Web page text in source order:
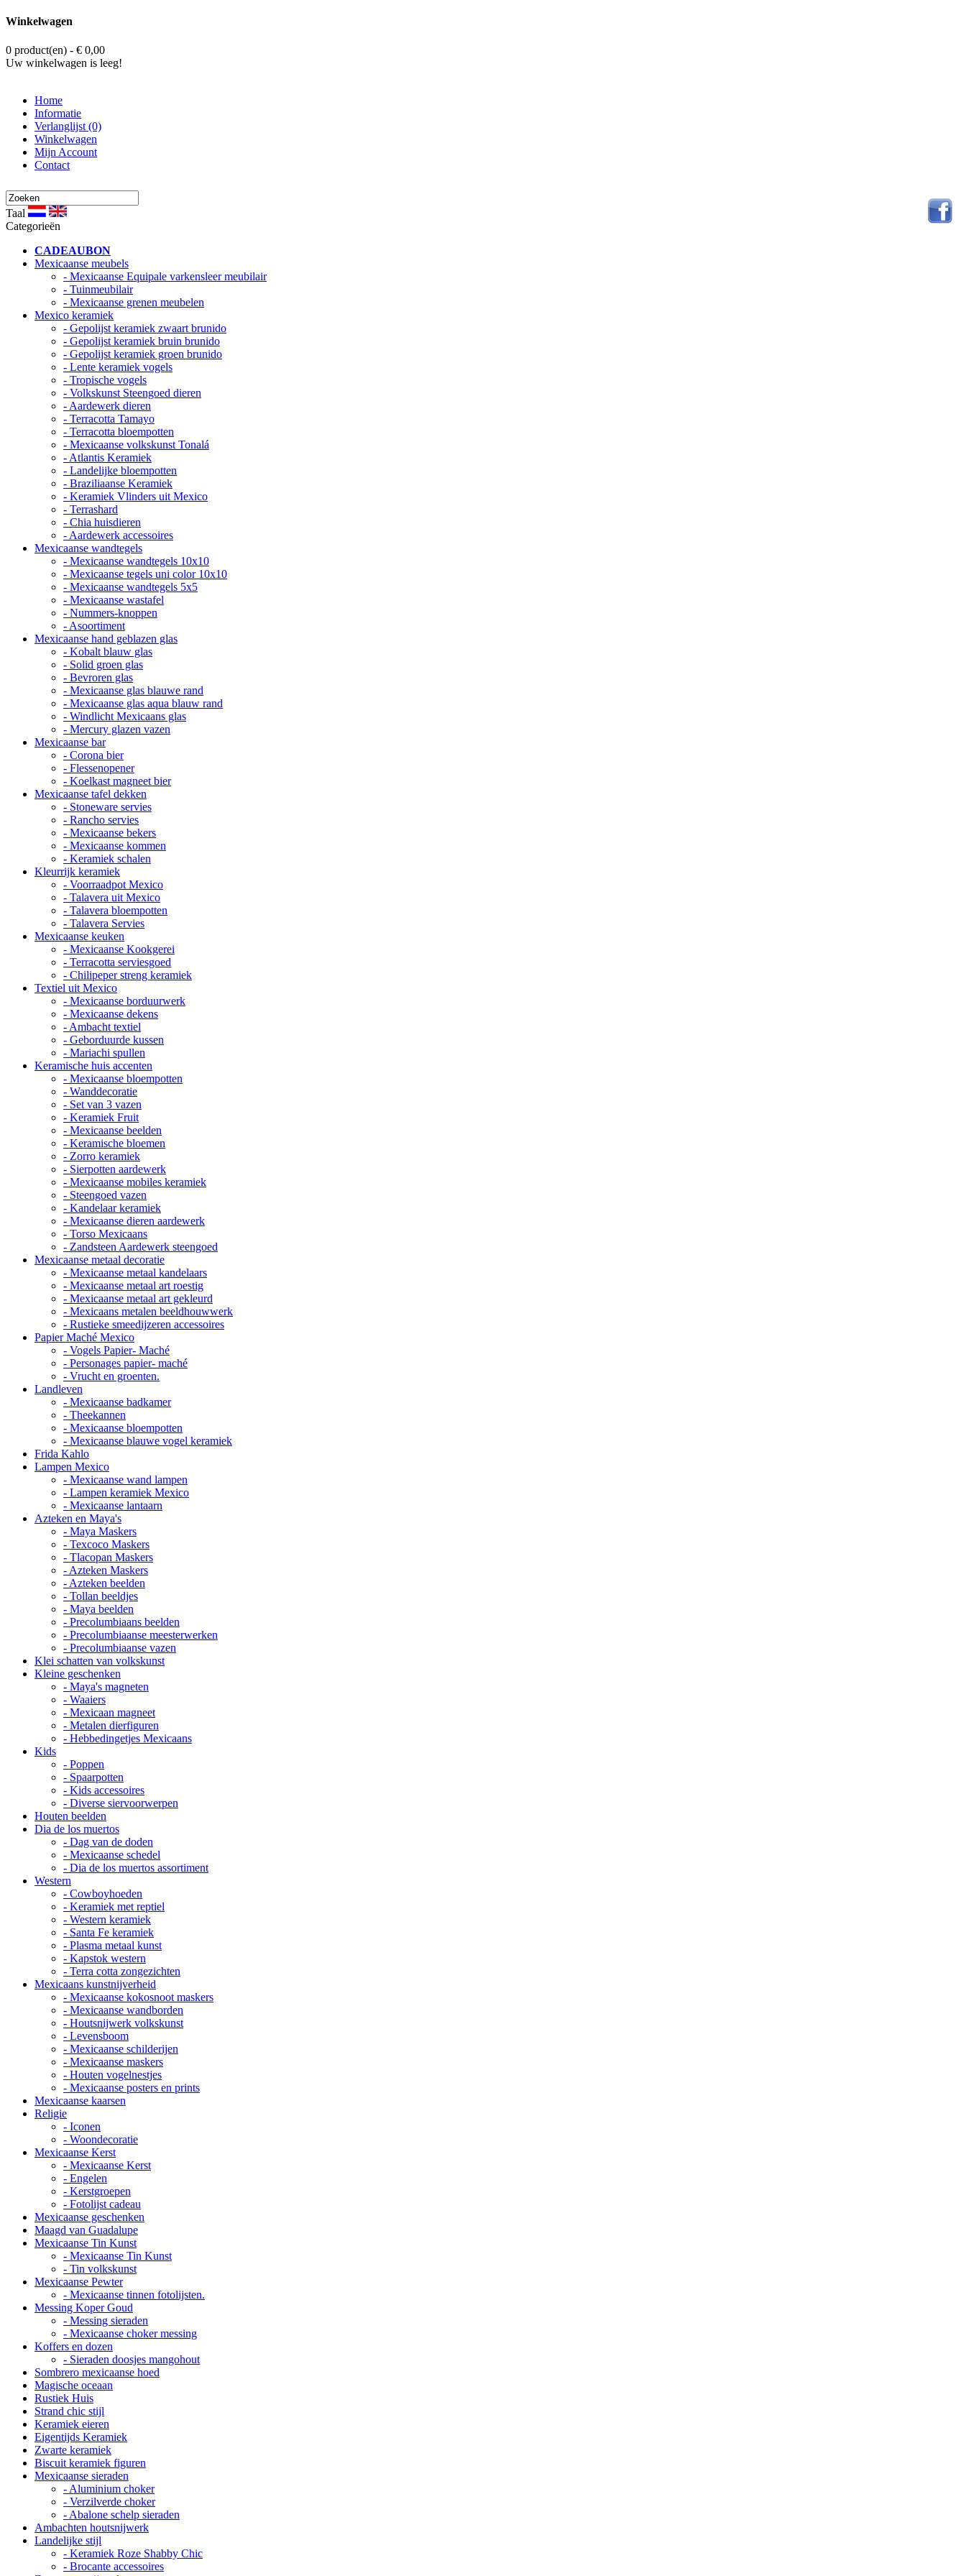
Winkelwagen
0 product(en) - € 0,00
Uw winkelwagen is leeg!
Home
Informatie
Verlanglijst (0)
Winkelwagen
Mijn Account
Contact
Taal
Categorieën
CADEAUBON
Mexicaanse meubels
- Mexicaanse Equipale varkensleer meubilair
- Tuinmeubilair
- Mexicaanse grenen meubelen
Mexico keramiek
- Gepolijst keramiek zwaart brunido
- Gepolijst keramiek bruin brunido
- Gepolijst keramiek groen brunido
- Lente keramiek vogels
- Tropische vogels
- Volkskunst Steengoed dieren
- Aardewerk dieren
- Terracotta Tamayo
- Terracotta bloempotten
- Mexicaanse volkskunst Tonalá
- Atlantis Keramiek
- Landelijke bloempotten
- Braziliaanse Keramiek
- Keramiek Vlinders uit Mexico
- Terrashard
- Chia huisdieren
- Aardewerk accessoires
Mexicaanse wandtegels
- Mexicaanse wandtegels 10x10
- Mexicaanse tegels uni color 10x10
- Mexicaanse wandtegels 5x5
- Mexicaanse wastafel
- Nummers-knoppen
- Asoortiment
Mexicaanse hand geblazen glas
- Kobalt blauw glas
- Solid groen glas
- Bevroren glas
- Mexicaanse glas blauwe rand
- Mexicaanse glas aqua blauw rand
- Windlicht Mexicaans glas
- Mercury glazen vazen
Mexicaanse bar
- Corona bier
- Flessenopener
- Koelkast magneet bier
Mexicaanse tafel dekken
- Stoneware servies
- Rancho servies
- Mexicaanse bekers
- Mexicaanse kommen
- Keramiek schalen
Kleurrijk keramiek
- Voorraadpot Mexico
- Talavera uit Mexico
- Talavera bloempotten
- Talavera Servies
Mexicaanse keuken
- Mexicaanse Kookgerei
- Terracotta serviesgoed
- Chilipeper streng keramiek
Textiel uit Mexico
- Mexicaanse borduurwerk
- Mexicaanse dekens
- Ambacht textiel
- Geborduurde kussen
- Mariachi spullen
Keramische huis accenten
- Mexicaanse bloempotten
- Wanddecoratie
- Set van 3 vazen
- Keramiek Fruit
- Mexicaanse beelden
- Keramische bloemen
- Zorro keramiek
- Sierpotten aardewerk
- Mexicaanse mobiles keramiek
- Steengoed vazen
- Kandelaar keramiek
- Mexicaanse dieren aardewerk
- Torso Mexicaans
- Zandsteen Aardewerk steengoed
Mexicaanse metaal decoratie
- Mexicaanse metaal kandelaars
- Mexicaanse metaal art roestig
- Mexicaanse metaal art gekleurd
- Mexicaans metalen beeldhouwwerk
- Rustieke smeedijzeren accessoires
Papier Maché Mexico
- Vogels Papier- Maché
- Personages papier- maché
- Vrucht en groenten.
Landleven
- Mexicaanse badkamer
- Theekannen
- Mexicaanse bloempotten
- Mexicaanse blauwe vogel keramiek
Frida Kahlo
Lampen Mexico
- Mexicaanse wand lampen
- Lampen keramiek Mexico
- Mexicaanse lantaarn
Azteken en Maya's
- Maya Maskers
- Texcoco Maskers
- Tlacopan Maskers
- Azteken Maskers
- Azteken beelden
- Tollan beeldjes
- Maya beelden
- Precolumbiaans beelden
- Precolumbiaanse meesterwerken
- Precolumbiaanse vazen
Klei schatten van volkskunst
Kleine geschenken
- Maya's magneten
- Waaiers
- Mexicaan magneet
- Metalen dierfiguren
- Hebbedingetjes Mexicaans
Kids
- Poppen
- Spaarpotten
- Kids accessoires
- Diverse siervoorwerpen
Houten beelden
Dia de los muertos
- Dag van de doden
- Mexicaanse schedel
- Dia de los muertos assortiment
Western
- Cowboyhoeden
- Keramiek met reptiel
- Western keramiek
- Santa Fe keramiek
- Plasma metaal kunst
- Kapstok western
- Terra cotta zongezichten
Mexicaans kunstnijverheid
- Mexicaanse kokosnoot maskers
- Mexicaanse wandborden
- Houtsnijwerk volkskunst
- Levensboom
- Mexicaanse schilderijen
- Mexicaanse maskers
- Houten vogelnestjes
- Mexicaanse posters en prints
Mexicaanse kaarsen
Religie
- Iconen
- Woondecoratie
Mexicaanse Kerst
- Mexicaanse Kerst
- Engelen
- Kerstgroepen
- Fotolijst cadeau
Mexicaanse geschenken
Maagd van Guadalupe
Mexicaanse Tin Kunst
- Mexicaanse Tin Kunst
- Tin volkskunst
Mexicaanse Pewter
- Mexicaanse tinnen fotolijsten.
Messing Koper Goud
- Messing sieraden
- Mexicaanse choker messing
Koffers en dozen
- Sieraden doosjes mangohout
Sombrero mexicaanse hoed
Magische oceaan
Rustiek Huis
Strand chic stijl
Keramiek eieren
Eigentijds Keramiek
Zwarte keramiek
Biscuit keramiek figuren
Mexicaanse sieraden
- Aluminium choker
- Verzilverde choker
- Abalone schelp sieraden
Ambachten houtsnijwerk
Landelijke stijl
- Keramiek Roze Shabby Chic
- Brocante accessoires